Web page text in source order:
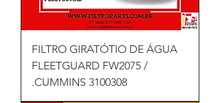
FILTRO GIRATÓTIO DE ÁGUA
FLEETGUARD FW2075 /
CUMMINS 3100308.